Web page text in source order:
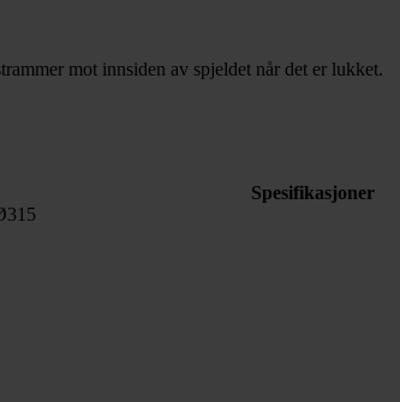
mot innsiden av spjeldet når det er lukket.
Spesifikasjoner